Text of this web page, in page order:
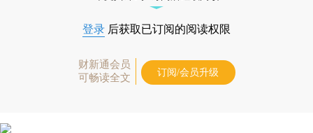
登录 后获取已订阅的阅读权限
财新通会员
可畅读全文
订阅/会员升级